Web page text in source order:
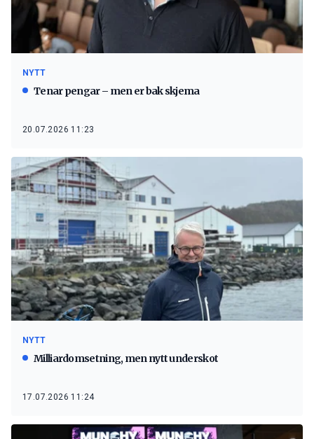
NYTT
Tenar pengar – men er bak skjema
20.07.2026 11:23
NYTT
Milliardomsetning, men nytt underskot
17.07.2026 11:24